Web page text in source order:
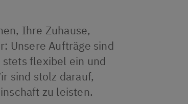
Ihre Zuhause,
Unsere Aufträge sind
flexibel ein und
sind stolz darauf,
zu leisten.